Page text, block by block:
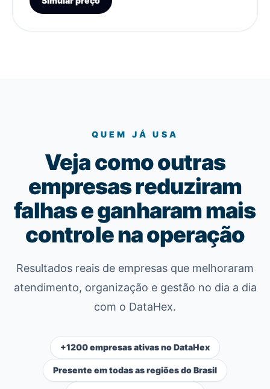
QUEM JÁ USA
Veja como outras
empresas reduziram
falhas e ganharam mais
controle na operação
Resultados reais de empresas que melhoraram
atendimento, organização e gestão no dia a dia
com o DataHex.
+1200 empresas ativas no DataHex
Presente em todas as regiões do Brasil